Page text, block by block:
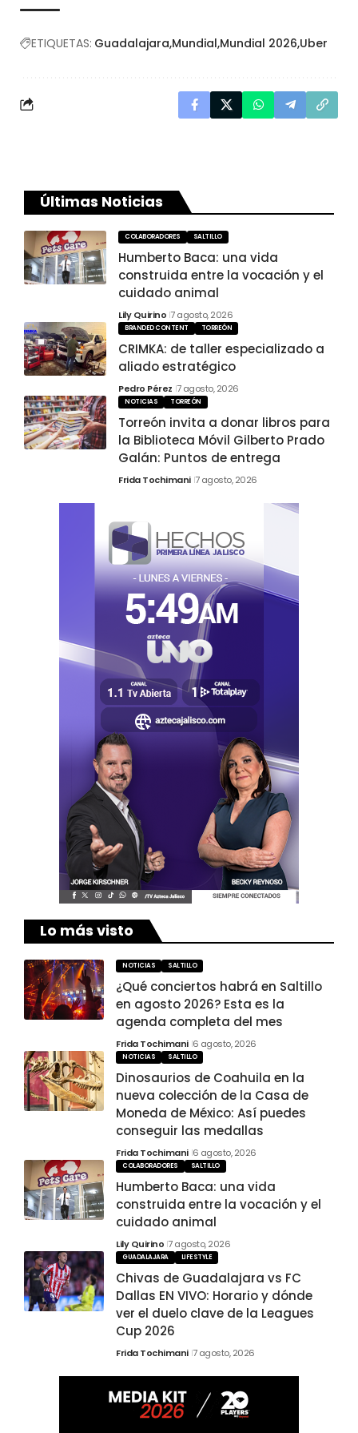
ETIQUETAS: Guadalajara Mundial Mundial 2026 Uber
Últimas Noticias
COLABORADORES SALTILLO
Humberto Baca: una vida
construida entre la vocación y el
cuidado animal
Lily Quirino 7 agosto, 2026
BRANDED CONTENT TORREÓN
CRIMKA: de taller especializado a
aliado estratégico
Pedro Pérez 7 agosto, 2026
NOTICIAS TORREÓN
Torreón invita a donar libros para
la Biblioteca Móvil Gilberto Prado
Galán: Puntos de entrega
Frida Tochimani 7 agosto, 2026
Lo más visto
NOTICIAS SALTILLO
¿Qué conciertos habrá en Saltillo
en agosto 2026? Esta es la
agenda completa del mes
Frida Tochimani 6 agosto, 2026
NOTICIAS SALTILLO
Dinosaurios de Coahuila en la
nueva colección de la Casa de
Moneda de México: Así puedes
conseguir las medallas
Frida Tochimani 6 agosto, 2026
COLABORADORES SALTILLO
Humberto Baca: una vida
construida entre la vocación y el
cuidado animal
Lily Quirino 7 agosto, 2026
GUADALAJARA LIFESTYLE
Chivas de Guadalajara vs FC
Dallas EN VIVO: Horario y dónde
ver el duelo clave de la Leagues
Cup 2026
Frida Tochimani 7 agosto, 2026